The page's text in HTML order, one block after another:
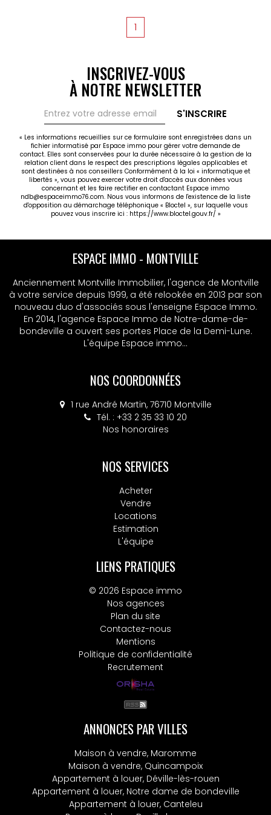
Chauffage collectif gaz. Cet appartement est à
louer pour 750€ Hors charges avec une provision
926.09 dont état des lieux d'entrée : 942.37€. Un
dépôt de garantie de 750€ est réclamé. LIBRE DE
visite, contactez Clara GUILLOT au 06.81.09.21.53 ou
votre agence ESPACE IMMO au 02.35.76.96.23 ! Les
informations sur les risques auxquels ce bien est
exposé sont disponibles sur le site Géorisques :
www.georisques.gouv.fr.
1
INSCRIVEZ-VOUS
À NOTRE NEWSLETTER
S'INSCRIRE
« Les informations recueillies sur ce formulaire sont enregistrées dans un
fichier informatisé par Espace immo pour gérer votre demande de
contact. Elles sont conservées pour la durée nécessaire à la gestion de la
relation client dans le respect des prescriptions légales applicables et
sont destinées à nos conseillers Conformément à la loi « informatique et
libertés », vous pouvez exercer votre droit d'accès aux données vous
concernant et les faire rectifier en contactant Espace immo
ndb@espaceimmo76.com. Nous vous informons de l'existence de la liste
d'opposition au démarchage téléphonique « Bloctel », sur laquelle vous
pouvez vous inscrire ici : https://www.bloctel.gouv.fr/ »
ESPACE IMMO - MONTVILLE
Anciennement Montville Immobilier, l'agence de Montville
à votre service depuis 1999, a été relookée en 2013 par son
nouveau duo d'associés sous l'enseigne Espace Immo.
En 2014, l'agence Espace Immo de Notre-dame-de-
bondeville a ouvert ses portes Place de la Demi-Lune.
L'équipe Espace immo...
NOS COORDONNÉES
1 rue André Martin, 76710 Montville
Tél. : +33 2 35 33 10 20
Nos honoraires
NOS SERVICES
Acheter
Vendre
Locations
Estimation
L'équipe
LIENS PRATIQUES
© 2026 Espace immo
Nos agences
Plan du site
Contactez-nous
Mentions
Politique de confidentialité
Recrutement
ANNONCES PAR VILLES
Maison à vendre, Maromme
Maison à vendre, Quincampoix
Appartement à louer, Déville-lès-rouen
Appartement à louer, Notre dame de bondeville
Appartement à louer, Canteleu